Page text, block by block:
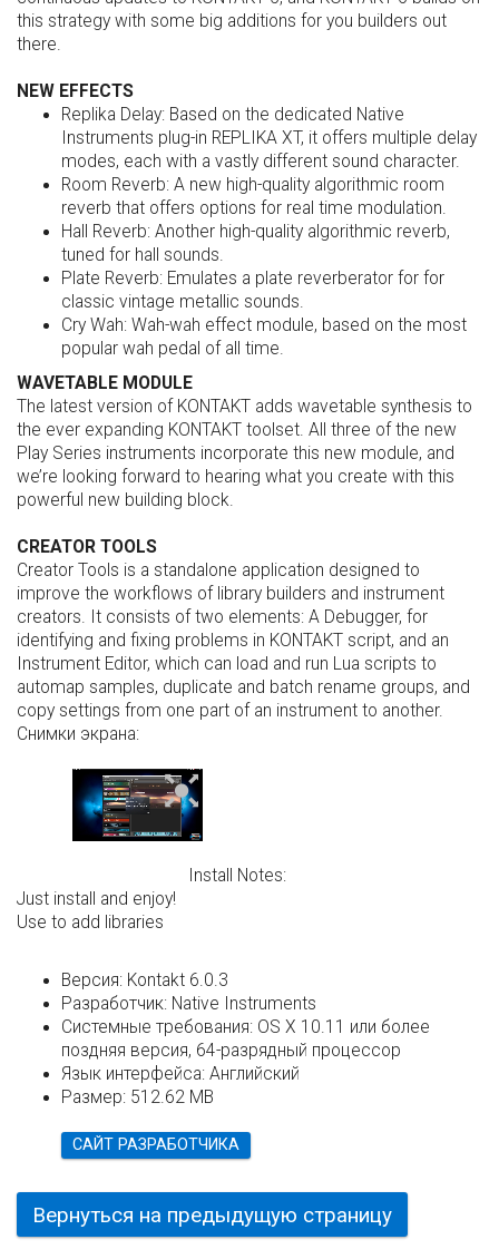
this strategy with some big additions for you builders out
there.
NEW EFFECTS
Replika Delay: Based on the dedicated Native
Instruments plug-in REPLIKA XT, it offers multiple delay
modes, each with a vastly different sound character.
Room Reverb: A new high-quality algorithmic room
reverb that offers options for real time modulation.
Hall Reverb: Another high-quality algorithmic reverb,
tuned for hall sounds.
Plate Reverb: Emulates a plate reverberator for for
classic vintage metallic sounds.
Cry Wah: Wah-wah effect module, based on the most
popular wah pedal of all time.
WAVETABLE MODULE
The latest version of KONTAKT adds wavetable synthesis to
the ever expanding KONTAKT toolset. All three of the new
Play Series instruments incorporate this new module, and
we’re looking forward to hearing what you create with this
powerful new building block.
CREATOR TOOLS
Creator Tools is a standalone application designed to
improve the workflows of library builders and instrument
creators. It consists of two elements: A Debugger, for
identifying and fixing problems in KONTAKT script, and an
Instrument Editor, which can load and run Lua scripts to
automap samples, duplicate and batch rename groups, and
copy settings from one part of an instrument to another.
Снимки экрана:
Install Notes:
Just install and enjoy!
Use to add libraries
Версия: Kontakt 6.0.3
Разработчик: Native Instruments
Системные требования: OS X 10.11 или более
поздняя версия, 64-разрядный процессор
Язык интерфейса: Английский
Размер: 512.62 MB
САЙТ РАЗРАБОТЧИКА
Вернуться на предыдущую страницу